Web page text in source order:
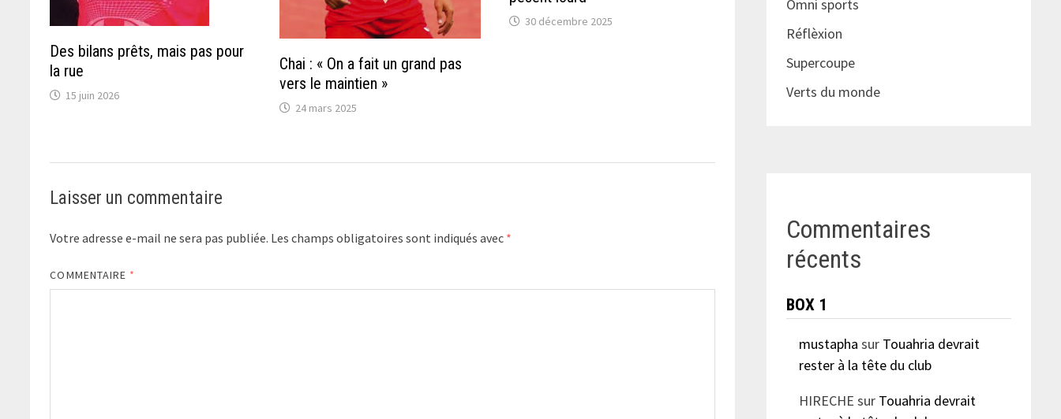
Des bilans prêts, mais pas pour
la rue
15 juin 2026
Chai : « On a fait un grand pas
vers le maintien »
24 mars 2025
30 décembre 2025
Laisser un commentaire
Votre adresse e-mail ne sera pas publiée. Les champs obligatoires sont indiqués avec *
COMMENTAIRE *
Omni sports
Réflèxion
Supercoupe
Verts du monde
Commentaires
récents
BOX 1
mustapha sur Touahria devrait
rester à la tête du club
HIRECHE sur Touahria devrait